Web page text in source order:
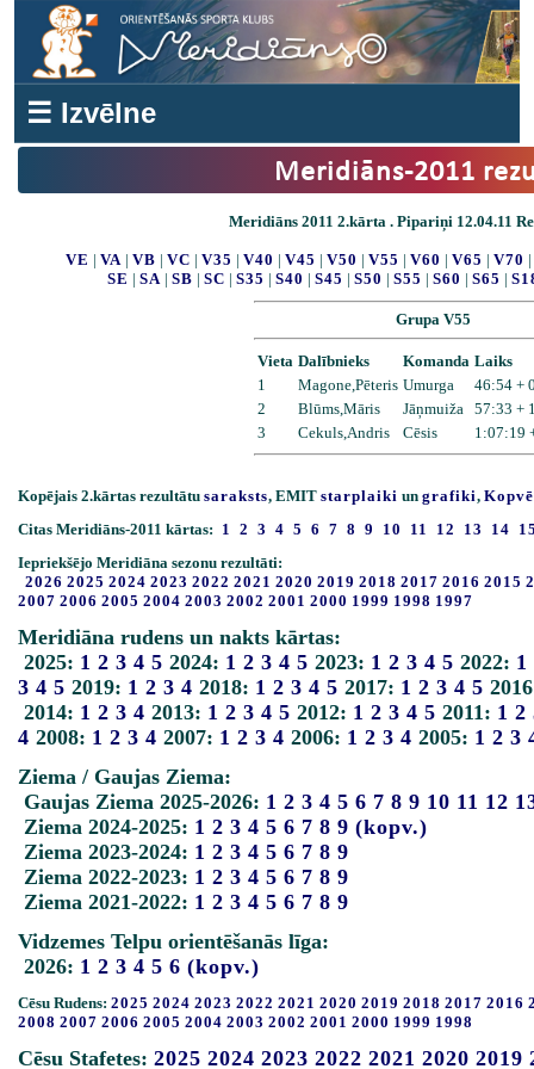
☰ Izvēlne
Meridiāns-2011
Meridiāns 2011 2.kārta . Pipariņi 12.04.11
VE | VA | VB | VC | V35 | V40 | V45 | V50 | V55 | V60 | V65 | V70 |
SE | SA| SB | SC | S35 | S40 | S45 | S50 | S55 | S60 | S65 |
Grupa V55
Vieta Dalībnieks Komanda Laiks
1
Magone,Pēteris Umurga
46:54 +
2
Blūms,Māris Jāņmuiža
57:33 +
3
Cekuls,Andris Cēsis 1:07:19
Kopējais 2.kārtas rezultātu saraksts, EMIT starplaiki un grafiki,
Citas Meridiāns-2011 kārtas: 1 2 3 4 5 6 7 8 9 10 11 12 13 14
Iepriekšējo Meridiāna sezonu rezultāti:
2026 2025 2024 2023 2022 2021 2020 2019 2018 2017 2016 2015
2007 2006 2005 2004 2003 2002 2001 2000 1999 1998 1997
Meridiāna rudens un nakts kārtas:
2025: 1 2 3 4 5 2024: 1 2 3 4 5 2023: 1 2 3 4 5 2022: 1
3 4 5 2019: 1 2 3 4 2018: 1 2 3 4 5 2017: 1 2 3 4 5
2014: 1 2 3 4 2013: 1 2 3 4 5 2012: 1 2 3 4 5 2011: 1 2
4 2008: 1 2 3 4 2007: 1 2 3 4 2006: 1 2 3 4 2005: 1 2 3
Ziema / Gaujas Ziema:
Gaujas Ziema 2025-2026: 1 2 3 4 5 6 7 8 9 10 11 12
Ziema 2024-2025: 1 2 3 4 5 6 7 8 9 (kopv.)
Ziema 2023-2024: 1 2 3 4 5 6 7 8 9
Ziema 2022-2023: 1 2 3 4 5 6 7 8 9
Ziema 2021-2022: 1 2 3 4 5 6 7 8 9
Vidzemes Telpu orientēšanās līga:
2026: 1 2 3 4 5 6 (kopv.)
Cēsu Rudens: 2025 2024 2023 2022 2021 2020 2019 2018 2017 2016
2008 2007 2006 2005 2004 2003 2002 2001 2000 1999 1998
Cēsu Stafetes: 2025 2024 2023 2022 2021 2020 2019